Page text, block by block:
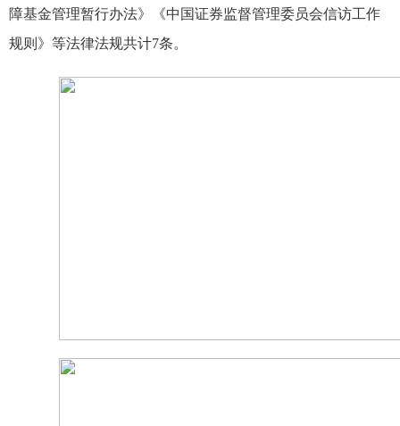
障基金管理暂行办法》《中国证券监督管理委员会信访工作
规则》等法律法规共计7条。